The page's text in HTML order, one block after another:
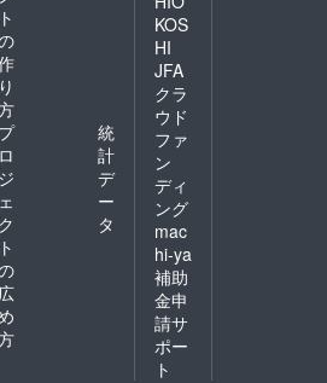
ト
り
プ
ロ
ジ
ェ
ク
ト
広
統
計
デ
ー
タ
KOS
HI
JFA
クラ
ウド
ファ
ン
ディ
ング
mac
hi-ya
補助
金申
請サ
ポー
ト